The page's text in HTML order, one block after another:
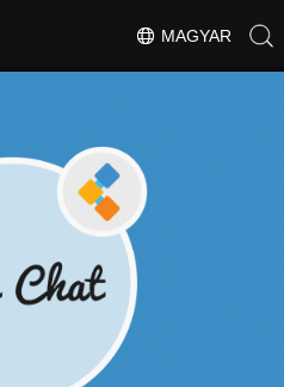
MAGYAR